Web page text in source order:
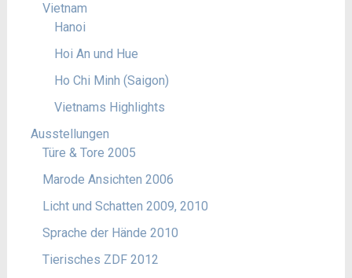
Vietnam
Hanoi
Hoi An und Hue
Ho Chi Minh (Saigon)
Vietnams Highlights
Ausstellungen
Türe & Tore 2005
Marode Ansichten 2006
Licht und Schatten 2009, 2010
Sprache der Hände 2010
Tierisches ZDF 2012